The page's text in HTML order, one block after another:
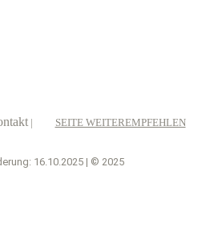
| SEITE WEITEREMPFEHLEN
16.10.2025 | © 2025